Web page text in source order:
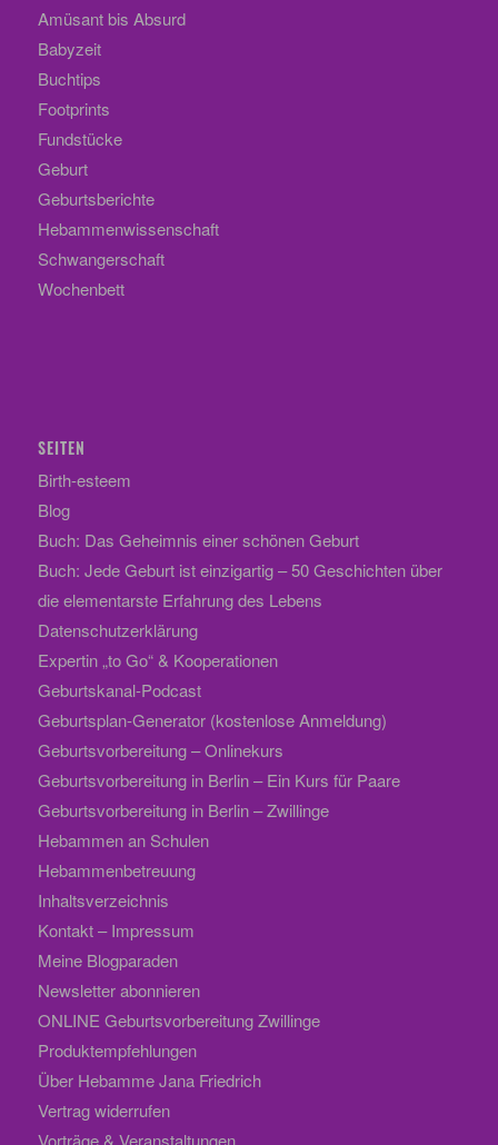
Amüsant bis Absurd
Babyzeit
Buchtips
Footprints
Fundstücke
Geburt
Geburtsberichte
Hebammenwissenschaft
Schwangerschaft
Wochenbett
SEITEN
Birth-esteem
Blog
Buch: Das Geheimnis einer schönen Geburt
Buch: Jede Geburt ist einzigartig – 50 Geschichten über
die elementarste Erfahrung des Lebens
Datenschutzerklärung
Expertin „to Go“ & Kooperationen
Geburtskanal-Podcast
Geburtsplan-Generator (kostenlose Anmeldung)
Geburtsvorbereitung – Onlinekurs
Geburtsvorbereitung in Berlin – Ein Kurs für Paare
Geburtsvorbereitung in Berlin – Zwillinge
Hebammen an Schulen
Hebammenbetreuung
Inhaltsverzeichnis
Kontakt – Impressum
Meine Blogparaden
Newsletter abonnieren
ONLINE Geburtsvorbereitung Zwillinge
Produktempfehlungen
Über Hebamme Jana Friedrich
Vertrag widerrufen
Vorträge & Veranstaltungen